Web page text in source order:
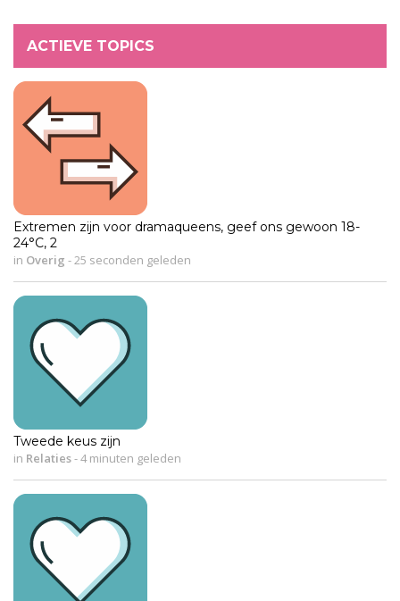
ACTIEVE TOPICS
Extremen zijn voor dramaqueens, geef ons gewoon 18-
24°C, 2
in Overig -25 seconden geleden
Tweede keus zijn
in Relaties-4 minuten geleden